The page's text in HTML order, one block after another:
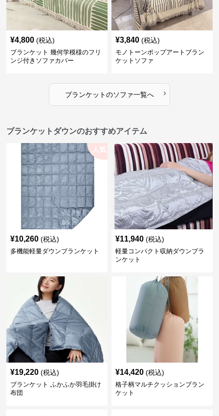
¥4,800 (税込)
ブランケット 幾何学模様のフリ
ンジ付きソファカバー
¥3,840 (税込)
モノトーンポップアートブラン
ケットソファ
ブランケットのソファ一覧へ ›
ブランケットダウンのおすすめアイテム
人気
¥10,260 (税込)
多機能軽量ダウンブランケット
¥11,940 (税込)
軽量コンパクト収納ダウンブラ
ンケット
¥19,220 (税込)
ブランケット ふかふか羽毛掛け
布団
¥14,420 (税込)
格子柄マルチクッションブラン
ケット